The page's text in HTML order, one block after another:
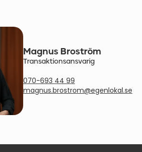
Magnus Broström
Transaktionsansvarig
070-693 44 99
magnus.brostrom@egenlokal.se